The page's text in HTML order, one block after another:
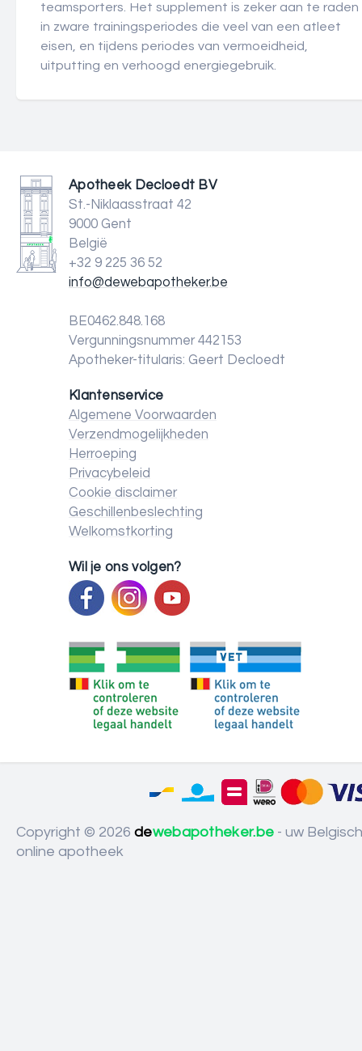
teamsporters. Het supplement is zeker aan te raden
in zware trainingsperiodes die veel van een atleet
eisen, en tijdens periodes van vermoeidheid,
uitputting en verhoogd energiegebruik.
Apotheek Decloedt BV
St.-Niklaasstraat 42
9000 Gent
België
+32 9 225 36 52
info@dewebapotheker.be
BE0462.848.168
Vergunningsnummer 442153
Apotheker-titularis: Geert Decloedt
Klantenservice
Algemene Voorwaarden
Verzendmogelijkheden
Herroeping
Privacybeleid
Cookie disclaimer
Geschillenbeslechting
Welkomstkorting
Wil je ons volgen?
Copyright © 2026 dewebapotheker.be - uw
online apotheek